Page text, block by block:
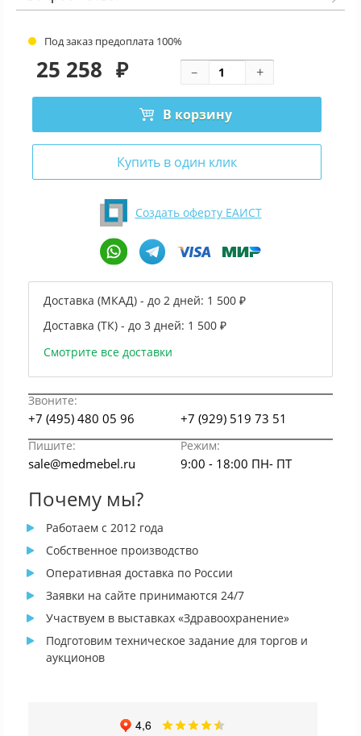
Под заказ предоплата 100%
25 258 ₽
В корзину
Купить в один клик
Создать оферту ЕАИСТ
Доставка (МКАД) - до 2 дней: 1 500 ₽
Доставка (ТК) - до 3 дней: 1 500 ₽
Смотрите все доставки
Звоните:
+7 (495) 480 05 96 +7 (929) 519 73 51
Пишите: Режим:
sale@medmebel.ru 9:00 - 18:00 ПН- ПТ
Почему мы?
Работаем с 2012 года
Собственное производство
Оперативная доставка по России
Заявки на сайте принимаются 24/7
Участвуем в выставках «Здравоохранение»
Подготовим техническое задание для торгов и
аукционов